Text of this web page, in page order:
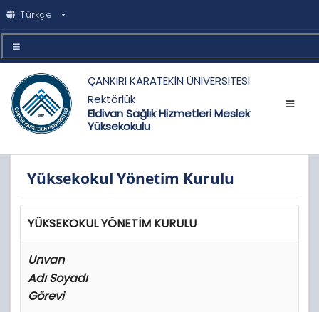
Türkçe
ÇANKIRI KARATEKİN ÜNİVERSİTESİ
Rektörlük
Eldivan Sağlık Hizmetleri Meslek
Yüksekokulu
Yüksekokul Yönetim Kurulu
YÜKSEKOKUL YÖNETİM KURULU
Unvan
Adı Soyadı
Görevi